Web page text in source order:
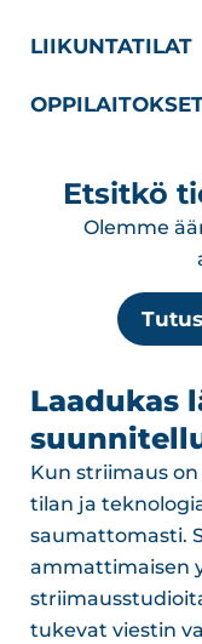
LIIKUNTATILAT
Etsitkö
Olemme
Laadukas
Kun striimaus
tilan ja
saumattomasti.
ammattimaisen
tukevat viestin